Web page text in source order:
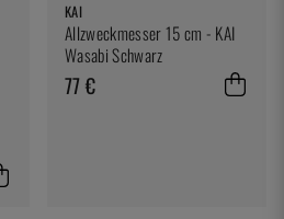
KAI
Allzweckmesser 15 cm - KAI
Wasabi Schwarz
77 €